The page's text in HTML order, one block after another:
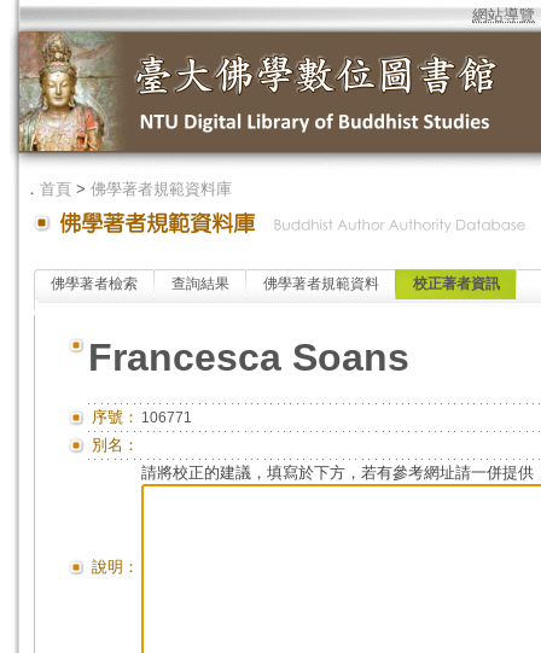
網站導覽
． 首頁 > 佛學著者規範資料庫
佛學著者檢索 查詢結果 佛學著者規範資料 校正著者資訊
Francesca Soans
序號： 106771
別名：
說明：
請將校正的建議，填寫於下方，若有參考網址請一併提供